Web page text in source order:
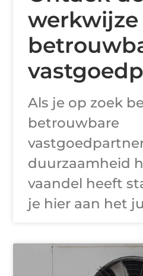
werkwijze
Als je op zoek
betrouwbare
duurzaamheid
vaandel heeft
je hier aan het